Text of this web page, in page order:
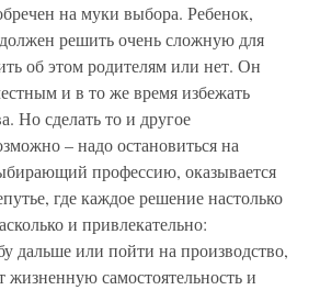
на муки выбора. Ребенок,
решить очень сложную для
об этом родителям или нет. Он
и в то же время избежать
Но сделать то и другое
– надо остановиться на
профессию, оказывается
где каждое решение настолько
и привлекательно:
дальше или пойти на производство,
жизненную самостоятельность и